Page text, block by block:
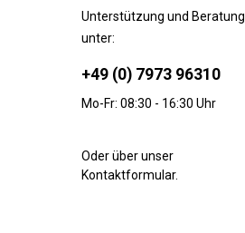
Unterstützung und Beratung
unter:
+49 (0) 7973 96310
Mo-Fr: 08:30 - 16:30 Uhr
Oder über unser
Kontaktformular.